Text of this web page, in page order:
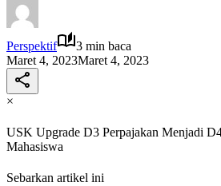
Perspektif
3 min baca
Maret 4, 2023Maret 4, 2023
×
USK Upgrade D3 Perpajakan Menjadi
Mahasiswa
Sebarkan artikel ini